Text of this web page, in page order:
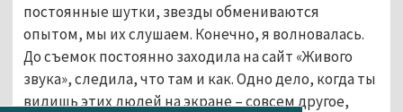
постоянные шутки, звезды обмениваются
опытом, мы их слушаем. Конечно, я волновалась.
До съемок постоянно заходила на сайт «Живого
звука», следила, что там и как. Одно дело, когда ты
видишь этих людей на экране – совсем другое,